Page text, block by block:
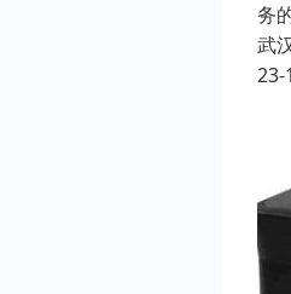
务
武
23-